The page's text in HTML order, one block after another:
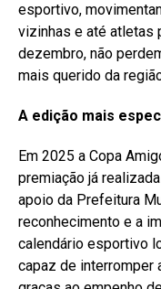
esportivo,
vizinhas e até atletas
dezembro, não
mais querido da
A edição mais
Em 2025 a Copa
premiação já
apoio da Prefeitura
reconhecimento e a
calendário esportivo
capaz de interromper